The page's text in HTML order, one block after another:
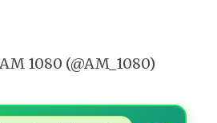
1080 (@AM_1080)